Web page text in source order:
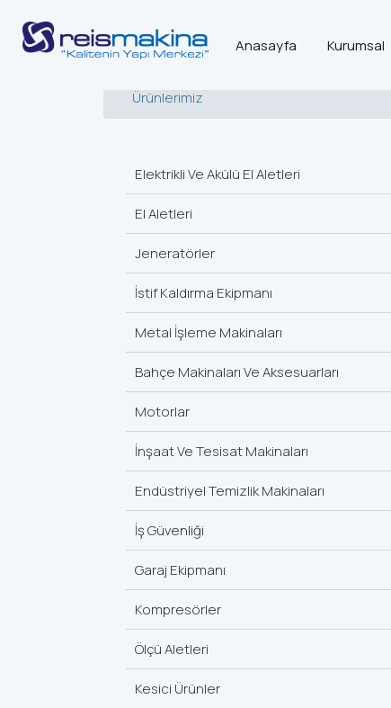
Anasayfa Kurumsal
Ürünlerimiz
Elektrikli Ve Akülü El Aletleri
El Aletleri
Jeneratörler
İstif Kaldırma Ekipmanı
Metal İşleme Makinaları
Bahçe Makinaları Ve Aksesuarları
Motorlar
İnşaat Ve Tesisat Makinaları
Endüstriyel Temizlik Makinaları
İş Güvenliği
Garaj Ekipmanı
Kompresörler
Ölçü Aletleri
Kesici Ürünler